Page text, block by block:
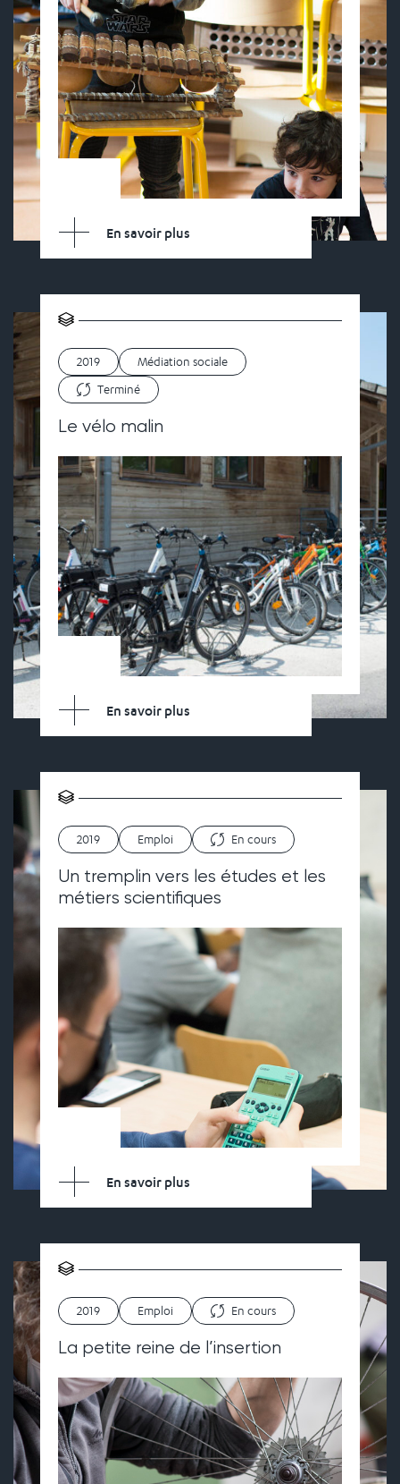
En savoir plus
2019
Médiation sociale
Terminé
Le vélo malin
En savoir plus
2019 Emploi En cours
Un tremplin vers les études et les
métiers scientifiques
En savoir plus
2019 Emploi En cours
La petite reine de l’insertion